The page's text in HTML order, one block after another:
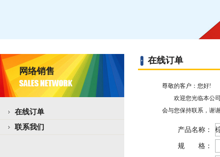
网络销售
在线订单
联系我们
在线订单
尊敬的客户：您好!
欢迎您光临本公司
会与您保持联系，谢
产品名称：
规 格：